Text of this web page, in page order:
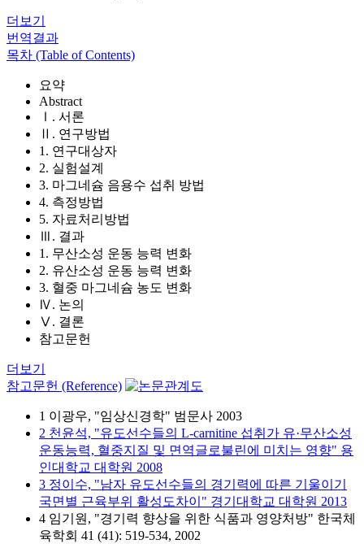
더보기
번역결과
목차 (Table of Contents)
요약
Abstract
Ⅰ. 서론
Ⅱ. 연구방법
1. 연구대상자
2. 실험설계
3. 마그네슘 음용수 섭취 방법
4. 측정방법
5. 자료처리방법
Ⅲ. 결과
1. 무산소성 운동 능력 변화
2. 유산소성 운동 능력 변화
3. 혈중 마그네슘 농도 변화
Ⅳ. 논의
Ⅴ. 결론
참고문헌
더보기
참고문헌 (Reference)
1 이광우, "임상신경학" 범문사 2003
2 천윤석, "유도선수들의 L-carnitine 섭취가 유·무산소성
운동능력, 혈중지질 및 면역글로불린에 미치는 영향" 용
인대학교 대학원 2008
3 정이수, "남자 유도선수들의 경기력에 따른 기울이기
국면별 근육부위 활성도차이" 경기대학교 대학원 2013
4 임기원, "경기력 향상을 위한 식품과 영양처방" 한국체
육학회 41 (41): 519-534, 2002